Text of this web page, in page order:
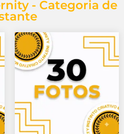
- Categoria de